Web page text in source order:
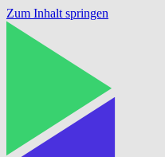
Zum Inhalt springen